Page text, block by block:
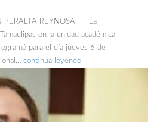
REYNOSA. – La
en la unidad académica
para el día jueves 6 de
continúa leyendo